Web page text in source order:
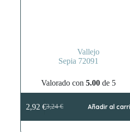
Vallejo
Sepia 72091
Valorado con 5.00de 5
3,24€
El
precio
2,92 €El
precio
Añadir al